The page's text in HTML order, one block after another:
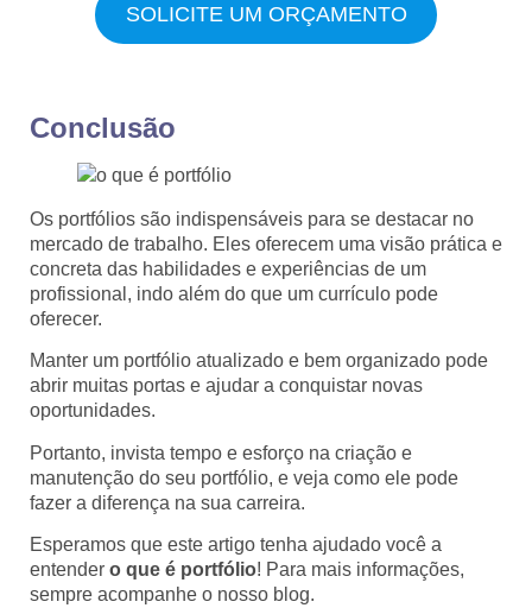
SOLICITE UM ORÇAMENTO
Conclusão
Os portfólios são indispensáveis para se destacar no
mercado de trabalho. Eles oferecem uma visão prática e
concreta das habilidades e experiências de um
profissional, indo além do que um currículo pode
oferecer.
Manter um portfólio atualizado e bem organizado pode
abrir muitas portas e ajudar a conquistar novas
oportunidades.
Portanto, invista tempo e esforço na criação e
manutenção do seu portfólio, e veja como ele pode
fazer a diferença na sua carreira.
Esperamos que este artigo tenha ajudado você a
entender o que é portfólio! Para mais informações,
sempre acompanhe o nosso blog.